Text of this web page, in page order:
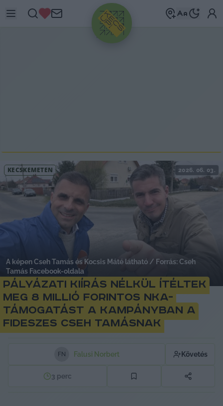
HIRDETÉS
KECSKEMÉTEN 2026. 06. 03.
A képen Cseh Tamás és Kocsis Máté látható / Forrás: Cseh
Tamás Facebook-oldala
Pályázati kiírás nélkül ítéltek
meg 8 millió forintos NKA-
támogatást a kampányban a
fideszes Cseh Tamásnak
FN Falusi Norbert Követés
3 perc